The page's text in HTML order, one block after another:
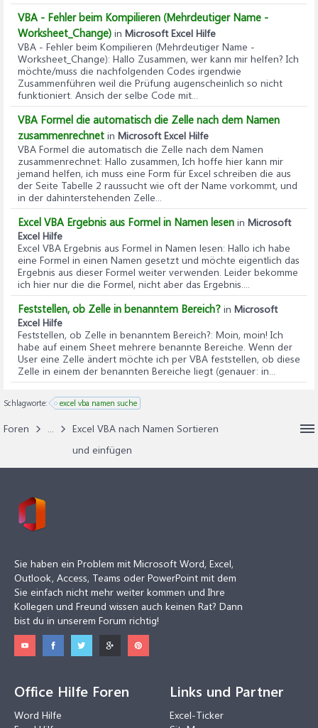
VBA - Fehler beim Kompilieren (Mehrdeutiger Name -
Worksheet_Change) in Microsoft Excel Hilfe
VBA - Fehler beim Kompilieren (Mehrdeutiger Name -
Worksheet_Change): Hallo Zusammen, wer kann mir helfen? Ich
möchte/muss die nachfolgenden Codes irgendwie
Zusammenführen weil die Prüfung augenscheinlich so nicht
funktioniert. Ansich der selbe Code mit...
VBA Formel die automatisch die Zelle nach dem Namen
zusammenrechnet in Microsoft Excel Hilfe
VBA Formel die automatisch die Zelle nach dem Namen
zusammenrechnet: Hallo zusammen, Ich hoffe hier kann mir
jemand helfen, ich muss eine Form für Excel schreiben die aus
der Seite Tabelle 2 raussucht wie oft der Name vorkommt, und
in der dahinterstehenden Zelle...
Excel VBA Ergebnis aus Formel in Namen lesen in Microsoft
Excel Hilfe
Excel VBA Ergebnis aus Formel in Namen lesen: Hallo ich habe
eine Formel in einen Namen gesetzt und möchte eigentlich das
Ergebnis aus dieser Formel weiter verwenden. Leider bekomme
ich hier nur die die Formel, nicht aber das Ergebnis....
Feststellen, ob Zelle in benanntem Bereich? in Microsoft
Excel Hilfe
Feststellen, ob Zelle in benanntem Bereich?: Moin, moin! Ich
habe auf einem Sheet mehrere benannte Bereiche. Wenn der
User eine Zelle ändert möchte ich per VBA feststellen, ob diese
Zelle in einem der benannten Bereiche liegt (genauer: in...
Schlagworte: excel vba namen suche
Foren ...
Excel VBA nach Namen Sortieren
und einfügen
Sie haben ein Problem mit Microsoft Word, Excel,
Outlook, Access, Teams oder PowerPoint mit dem
Sie einfach nicht mehr weiter kommen und Ihre
Kollegen und Freund wissen auch keinen Rat? Dann
bist du in unserem Forum richtig!
Office Hilfe Foren
Word Hilfe
Links und Partner
Excel-Ticker